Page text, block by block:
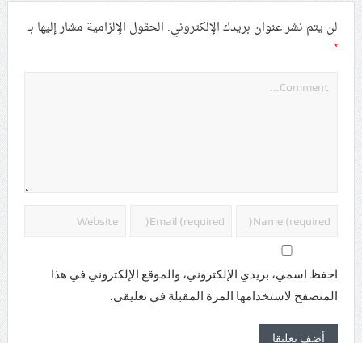
لن يتم نشر عنوان بريدك الإلكتروني. الحقول الإلزامية مشار إليها بـ
*
احفظ اسمي، بريدي الإلكتروني، والموقع الإلكتروني في هذا
المتصفح لاستخدامها المرة المقبلة في تعليقي.